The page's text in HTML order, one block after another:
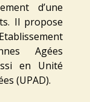
d’une
Il propose
Agées
en Unité
(UPAD).